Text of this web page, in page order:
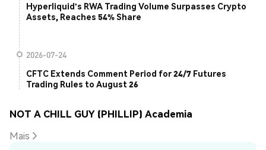
Hyperliquid's RWA Trading Volume Surpasses Crypto
Assets, Reaches 54% Share
2026-07-24
CFTC Extends Comment Period for 24/7 Futures
Trading Rules to August 26
NOT A CHILL GUY (PHILLIP) Academia
Mais